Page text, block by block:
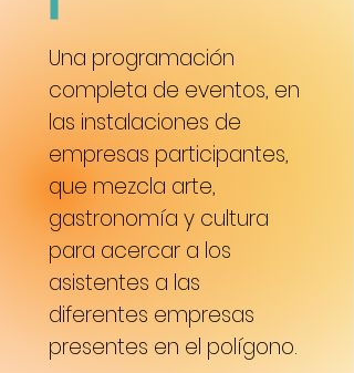
Una programación
completa de eventos, en
las instalaciones de
empresas participantes,
que mezcla arte,
gastronomía y cultura
para acercar a los
asistentes a las
diferentes empresas
presentes en el polígono.